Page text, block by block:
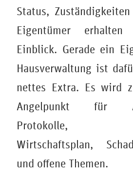
Status,
Eigentümer erhalten
Einblick. Gerade ein
Hausverwaltung ist
nettes Extra. Es wird
Angelpunkt für
Protokolle,
Wirtschaftsplan,
und offene Themen.